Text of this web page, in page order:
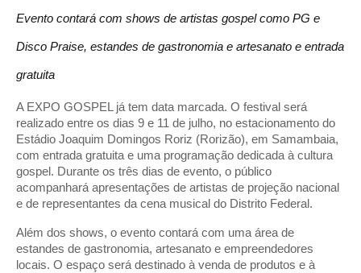
Evento contará com shows de artistas gospel como PG e
Disco Praise, estandes de gastronomia e artesanato e entrada
gratuita
A EXPO GOSPEL já tem data marcada. O festival será
realizado entre os dias 9 e 11 de julho, no estacionamento do
Estádio Joaquim Domingos Roriz (Rorizão), em Samambaia,
com entrada gratuita e uma programação dedicada à cultura
gospel. Durante os três dias de evento, o público
acompanhará apresentações de artistas de projeção nacional
e de representantes da cena musical do Distrito Federal.
Além dos shows, o evento contará com uma área de
estandes de gastronomia, artesanato e empreendedores
locais. O espaço será destinado à venda de produtos e à